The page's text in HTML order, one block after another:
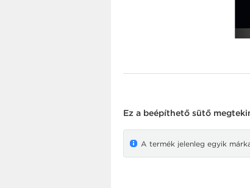
Ez a beépíthető sütő
A termék jelenleg egyik